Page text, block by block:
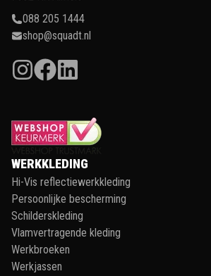
088 205 1444
shop@squadt.nl
WERKKLEDING
Hi-Vis reflectiewerkkleding
Persoonlijke bescherming
Schilderskleding
Vlamvertragende kleding
Werkbroeken
Werkjassen